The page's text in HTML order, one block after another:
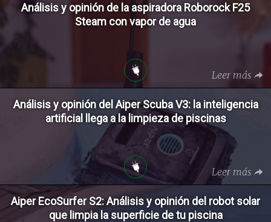
Análisis y opinión de la aspiradora Roborock F25
Steam con vapor de agua
Leer más
Análisis y opinión del Aiper Scuba V3: la inteligencia
artificial llega a la limpieza de piscinas
Leer más
Aiper EcoSurfer S2: Análisis y opinión del robot solar
que limpia la superficie de tu piscina